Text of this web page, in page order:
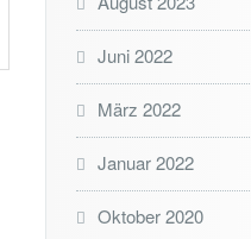
Juni 2022
März 2022
Januar 2022
Oktober 2020